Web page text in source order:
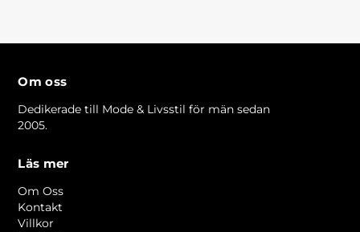
Om oss
Dedikerade till Mode & Livsstil för män sedan
2005.
Läs mer
Om Oss
Kontakt
Villkor